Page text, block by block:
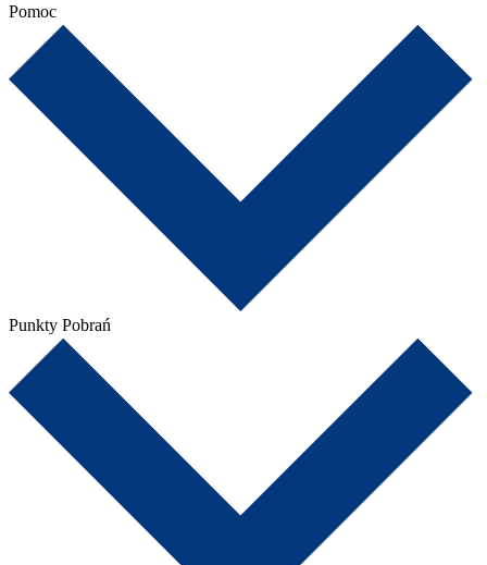
Pomoc
Punkty Pobrań